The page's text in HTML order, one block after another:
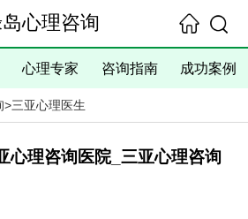
心理咨询
心理专家 咨询指南 成功案例
>三亚心理医生
心理咨询医院_三亚心理咨询